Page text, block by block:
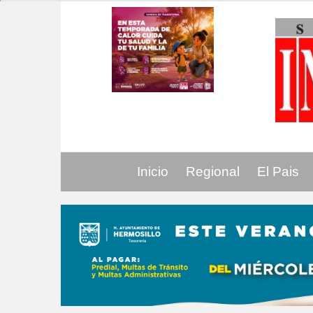
Inicio Regional El Pais